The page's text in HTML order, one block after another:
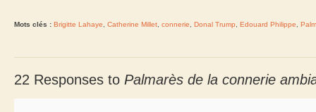
Mots clés : Brigitte Lahaye Catherine Millet connerie Donal Trump Edouard Philippe
22 Responses to Palmarès de la connerie